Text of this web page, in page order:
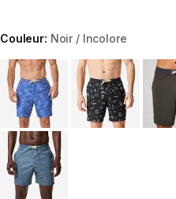
Couleur: Noir / Incolore
Choose a variant